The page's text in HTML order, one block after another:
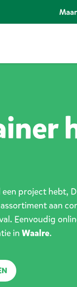
project hebt,
aan
Eenvoudig
in Waalre.